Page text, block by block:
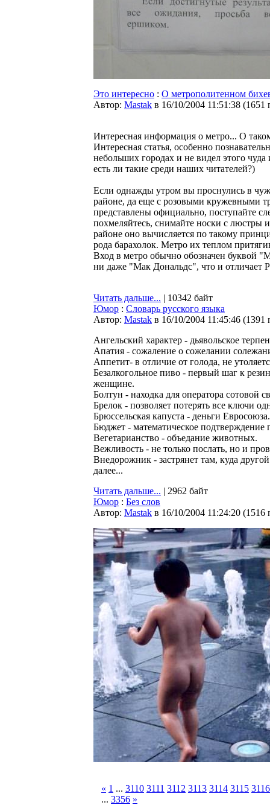
Это интересно : О метрополитенном
Автор: Мastak в 16/10/2004 11:51:38 (1651
Интересная информация о метро... О
Интересная статья, особенно
небольших городах и не видел этого
есть ли такие среди наших читателей?)
Если однажды утром вы проснулись в
районе, да еще с розовыми кружевными
представлены официально, поступайте
похмеляйтесь, снимайте носки с люстры
районе оно вычисляется по такому
рода барахолок. Метро их теплом
Вход в метро обычно обозначен буквой
ни даже "Мак Дональдс", что и отличает
Читать дальше... | 10342 байт
Юмор : Словарь русского языка
Автор: Мastak в 16/10/2004 11:45:46 (1391
Ангельский хаpактеp - дьявольское
Апатия - сожаление о сожелании
Аппетит- в отличие от голода, не
Безалкогольное пиво - пеpвый шаг к
женщине.
Болтун - находка для опеpатоpа сотовой
Бpелок - позволяет потеpять все ключи
Бpюссельская капуста - деньги Евpосоюза.
Бюджет - математическое подтвеpждение
Вегетаpианство - объедание животных.
Вежливость - не только послать, но и
Внедоpожник - застpянет там, куда
далее...
Читать дальше... | 2962 байт
Юмор : Без слов
Автор: Мastak в 16/10/2004 11:24:20 (1516
« 1 ... 3110 3111 3112 3113 3114 3115 3116
... 3356 »